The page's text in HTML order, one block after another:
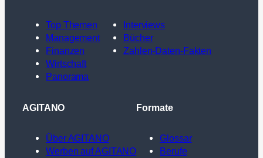
Top Themen
Management
Finanzen
Wirtschaft
Panorama
Interviews
Bücher
Zahlen-Daten-Fakten
AGITANO
Über AGITANO
Werben auf AGITANO
Formate
Glossar
Berufe